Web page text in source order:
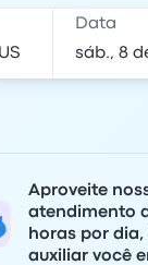
Data
Aproveite
atendimento
horas por
auxiliar você